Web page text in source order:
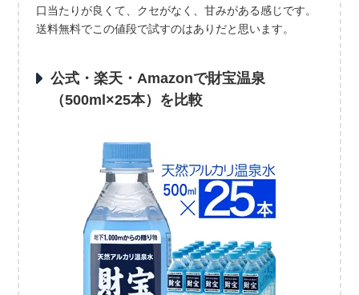
口当たりが良くて、クセがなく、甘みがある感じです。
送料無料でこの値段で試すのはありだと思います。
公式・楽天・Amazonで財宝温泉
（500ml×25本）を比較